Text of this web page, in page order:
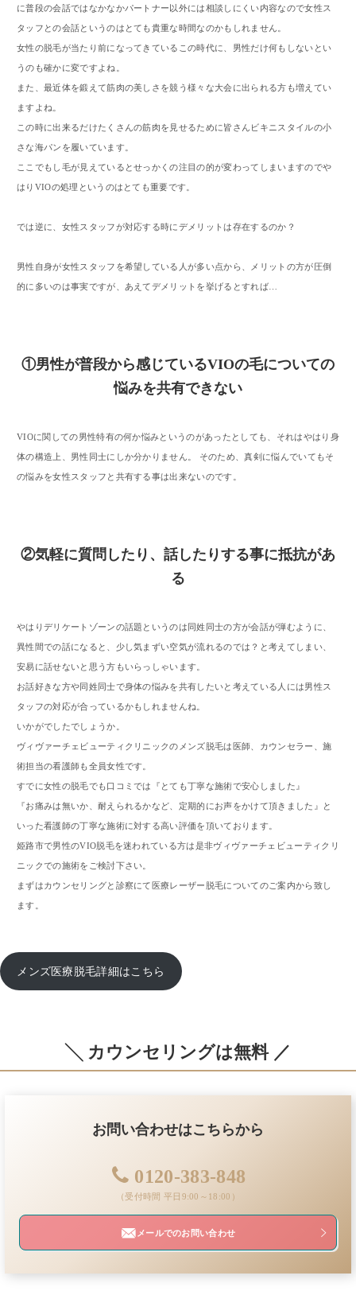
に普段の会話ではなかなかパートナー以外には相談しにくい内容なので女性ス
タッフとの会話というのはとても貴重な時間なのかもしれません。
女性の脱毛が当たり前になってきているこの時代に、男性だけ何もしないとい
うのも確かに変ですよね。
また、最近体を鍛えて筋肉の美しさを競う様々な大会に出られる方も増えてい
ますよね。
この時に出来るだけたくさんの筋肉を見せるために皆さんビキニスタイルの小
さな海パンを履いています。
ここでもし毛が見えているとせっかくの注目の的が変わってしまいますのでや
はりVIOの処理というのはとても重要です。
では逆に、女性スタッフが対応する時にデメリットは存在するのか？
男性自身が女性スタッフを希望している人が多い点から、メリットの方が圧倒
的に多いのは事実ですが、あえてデメリットを挙げるとすれば…
①男性が普段から感じているVIOの毛についての
悩みを共有できない
VIOに関しての男性特有の何か悩みというのがあったとしても、それはやはり身
体の構造上、男性同士にしか分かりません。 そのため、真剣に悩んでいてもそ
の悩みを女性スタッフと共有する事は出来ないのです。
②気軽に質問したり、話したりする事に抵抗があ
る
やはりデリケートゾーンの話題というのは同姓同士の方が会話が弾むように、
異性間での話になると、少し気まずい空気が流れるのでは？と考えてしまい、
安易に話せないと思う方もいらっしゃいます。
お話好きな方や同姓同士で身体の悩みを共有したいと考えている人には男性ス
タッフの対応が合っているかもしれませんね。
いかがでしたでしょうか。
ヴィヴァーチェビューティクリニックのメンズ脱毛は医師、カウンセラー、施
術担当の看護師も全員女性です。
すでに女性の脱毛でも口コミでは『とても丁寧な施術で安心しました』
『お痛みは無いか、耐えられるかなど、定期的にお声をかけて頂きました』と
いった看護師の丁寧な施術に対する高い評価を頂いております。
姫路市で男性のVIO脱毛を迷われている方は是非ヴィヴァーチェビューティクリ
ニックでの施術をご検討下さい。
まずはカウンセリングと診察にて医療レーザー脱毛についてのご案内から致し
ます。
メンズ医療脱毛詳細はこちら
╲ カウンセリングは無料 ／
お問い合わせはこちらから
0120-383-848
（受付時間 平日9:00～18:00）
メールでのお問い合わせ